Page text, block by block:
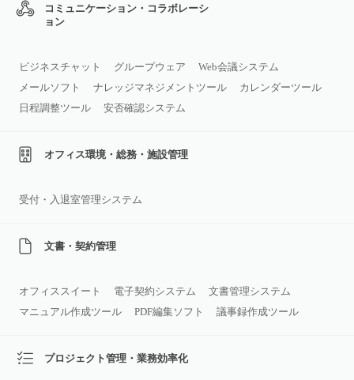
コミュニケーション・コラボレーシ
ョン
ビジネスチャット グループウェア
Web会議システム
メールソフト
ナレッジマネジメントツール
カレンダーツール
日程調整ツール
安否確認システム
オフィス環境・総務・施設管理
受付・入退室管理システム
文書・契約管理
オフィススイート 電子契約システム
文書管理システム
マニュアル作成ツール
PDF編集ソフト 議事録作成ツール
プロジェクト管理・業務効率化